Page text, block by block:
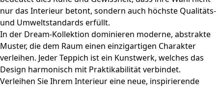
nur das Interieur betont, sondern auch höchste Qualitäts-
und Umweltstandards erfüllt.
In der Dream-Kollektion dominieren moderne, abstrakte
Muster, die dem Raum einen einzigartigen Charakter
verleihen. Jeder Teppich ist ein Kunstwerk, welches das
Design harmonisch mit Praktikabilität verbindet.
Verleihen Sie Ihrem Interieur eine neue, inspirierende